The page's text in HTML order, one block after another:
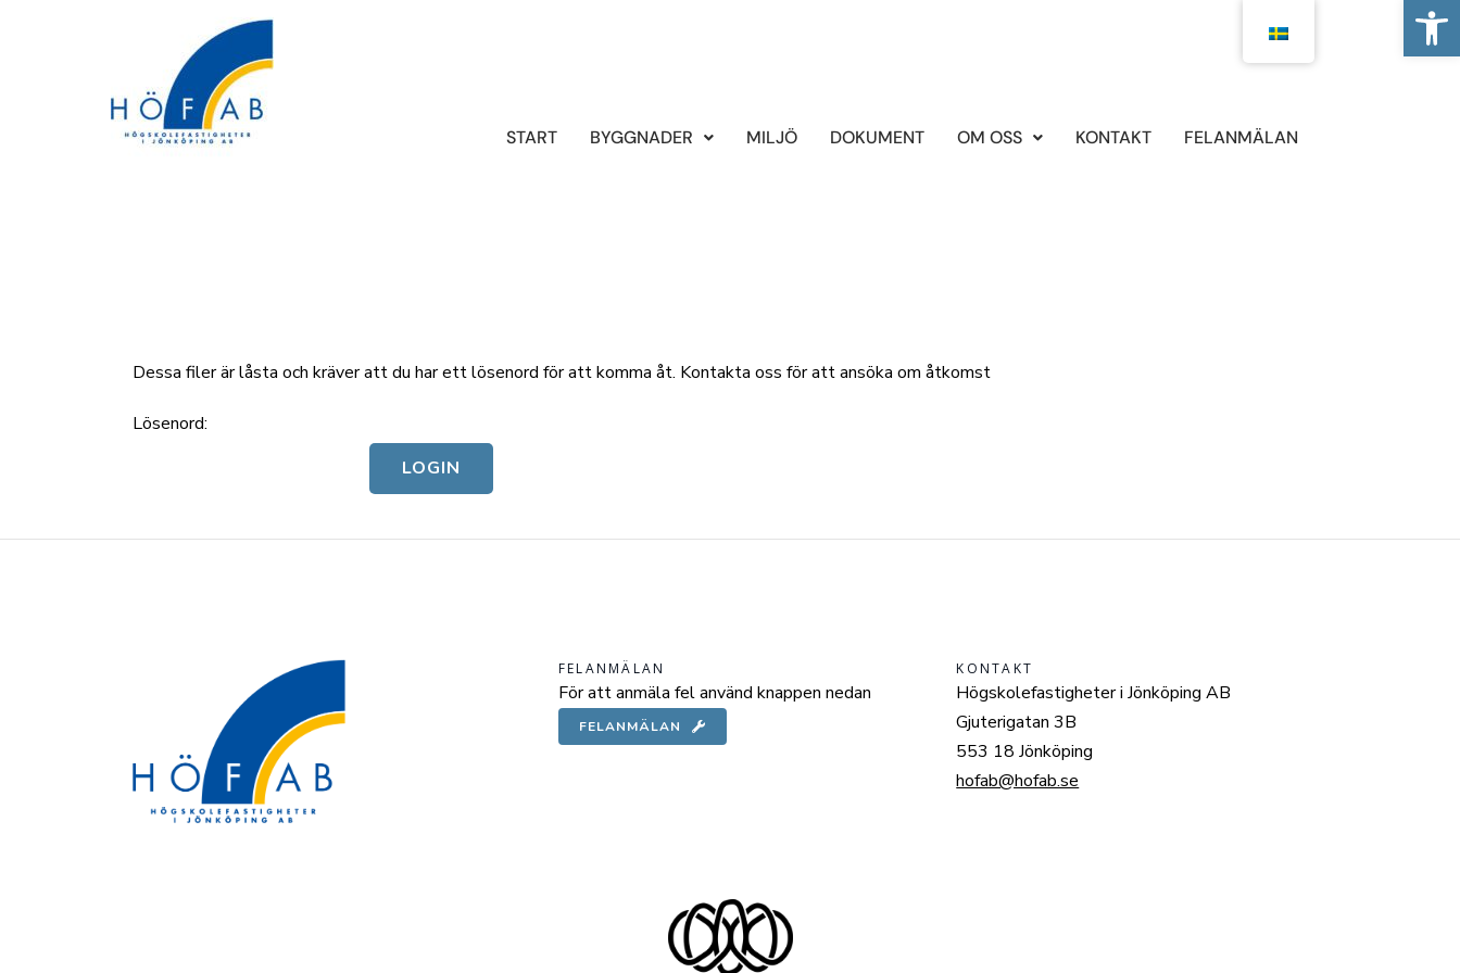
START BYGGNADER MILJÖ DOKUMENT OM OSS KONTAKT FELANMÄLAN
Dessa filer är låsta och kräver att du har ett lösenord för att komma åt. Kontakta oss för att ansöka om åtkomst
Lösenord:
FELANMÄLAN
För att anmäla fel använd knappen nedan
FELANMÄLAN
KONTAKT
Högskolefastigheter i Jönköping AB
Gjuterigatan 3B
553 18 Jönköping
hofab@hofab.se